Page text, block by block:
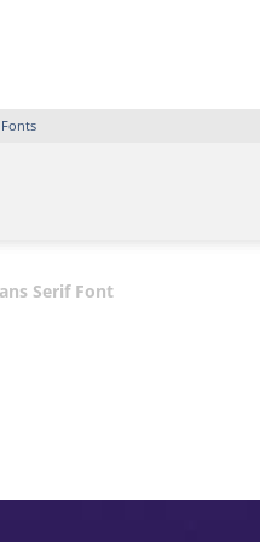
Serif Font